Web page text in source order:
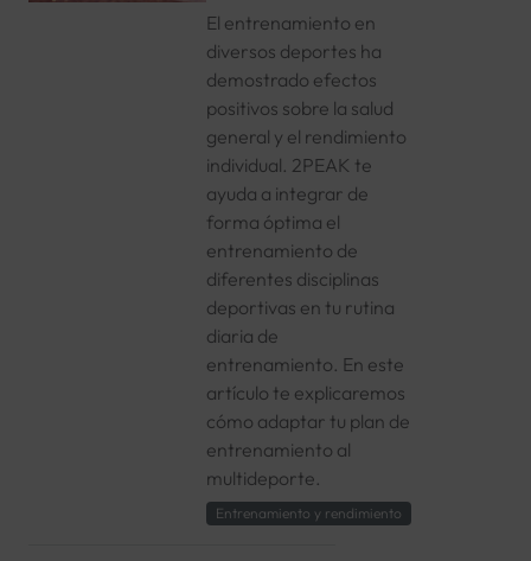
El entrenamiento en
diversos deportes ha
demostrado efectos
positivos sobre la salud
general y el rendimiento
individual. 2PEAK te
ayuda a integrar de
forma óptima el
entrenamiento de
diferentes disciplinas
deportivas en tu rutina
diaria de
entrenamiento. En este
artículo te explicaremos
cómo adaptar tu plan de
entrenamiento al
multideporte.
Entrenamiento y rendimiento